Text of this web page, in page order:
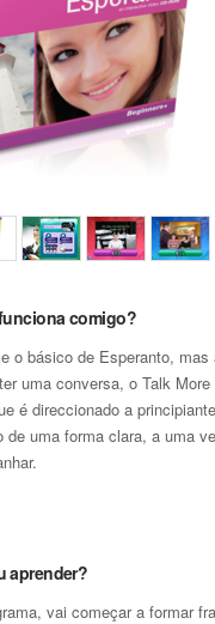
comigo?
o básico de Esperanto, mas
uma conversa, o Talk
é direccionado a
de uma forma clara, a uma
aprender?
vai começar a formar